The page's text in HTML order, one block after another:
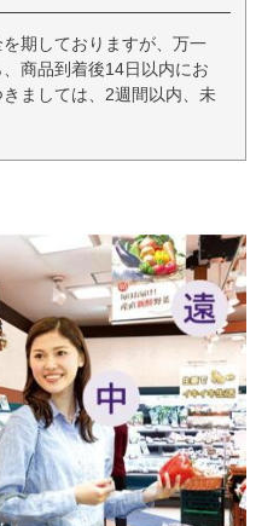
期しておりますが、万一
商品到着後14日以内にお
ましては、2週間以内、未